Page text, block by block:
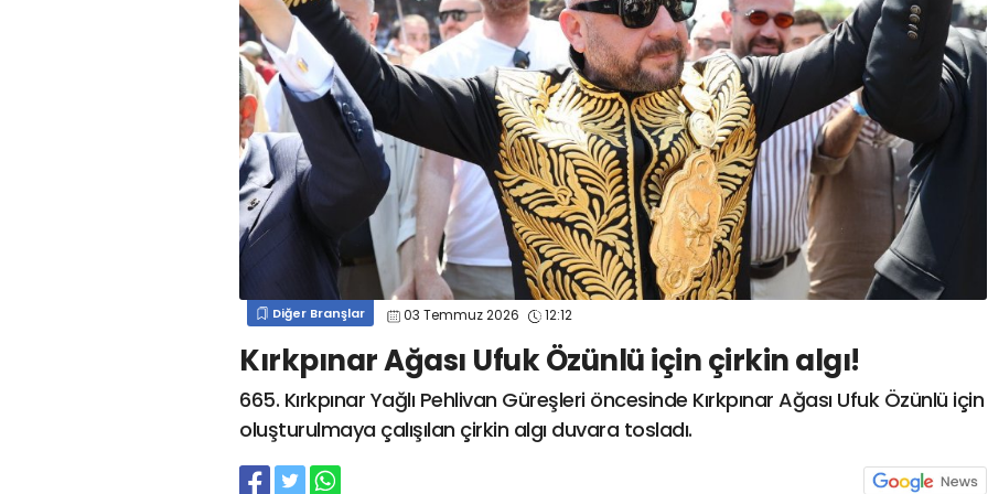
mert cengiz
#engin koyun #fırat
gülspor41
kocaelispor #mert
cengiz
#erdem övüç #gençlerbirliği
#eleke # lua lua #barış alıcı
#
metin diyadinspor41
# erdem övüç
#
kocaelispor
#
spor41
#kocaelispor
Diğer Branşlar 03 Temmuz 2026 12:12
Kırkpınar Ağası Ufuk Özünlü için çirkin algı!
665. Kırkpınar Yağlı Pehlivan Güreşleri öncesinde Kırkpınar Ağası Ufuk Özünlü için
oluşturulmaya çalışılan çirkin algı duvara tosladı.